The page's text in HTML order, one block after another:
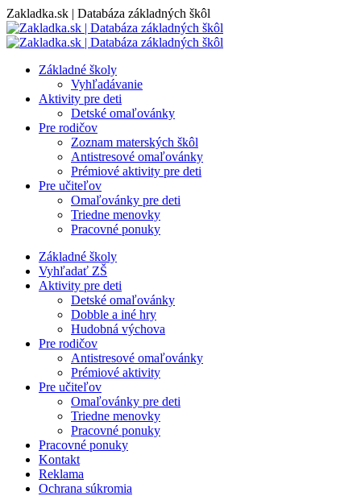
Skip
to
content
Zakladka.sk | Databáza základných škôl
Základné školy
Vyhľadávanie
Aktivity pre deti
Detské omaľovánky
Pre rodičov
Zoznam materských škôl
Antistresové omaľovánky
Prémiové aktivity pre deti
Pre učiteľov
Omaľovánky pre deti
Triedne menovky
Pracovné ponuky
Základné školy
Vyhľadať ZŠ
Aktivity pre deti
Detské omaľovánky
Dobble a iné hry
Hudobná výchova
Pre rodičov
Antistresové omaľovánky
Prémiové aktivity
Pre učiteľov
Omaľovánky pre deti
Triedne menovky
Pracovné ponuky
Pracovné ponuky
Kontakt
Reklama
Ochrana súkromia